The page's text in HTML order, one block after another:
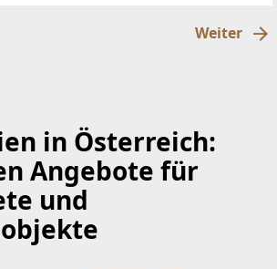
Weiter
in Österreich:
Angebote für
und